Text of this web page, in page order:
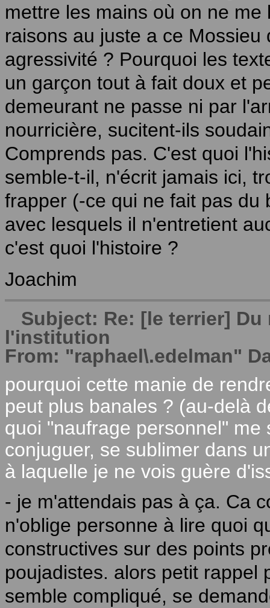
mettre les mains où on ne
raisons au juste a ce
agressivité ? Pourquoi les
un garçon tout à fait doux et
demeurant ne passe ni par
nourricière, sucitent-ils
Comprends pas. C'est quoi
semble-t-il, n'écrit jamais ici,
frapper (-ce qui ne fait pas du
avec lesquels il n'entretient
c'est quoi l'histoire ?
Joachim
Subject: Re: [le terrier]
l'institution
From: "raphael\.edelman"
pourquoi cette manie de
peut plus banales ? (au-delà
quoi "naufrage personnel"
conjuguer, se sublimer dans
à laquelle je ne vois guère
- je m'attendais pas à ça. Ca
n'oblige personne à lire quoi
constructives sur des points
poujadistes. alors petit rappel
semble compliqué, se